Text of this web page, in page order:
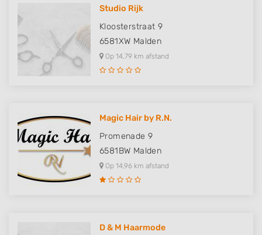
Studio Rijk
Kloosterstraat 9
6581XW Malden
Op 14,79 km afstand
Magic Hair by R.N.
Promenade 9
6581BW Malden
Op 14,96 km afstand
D & M Haarmode